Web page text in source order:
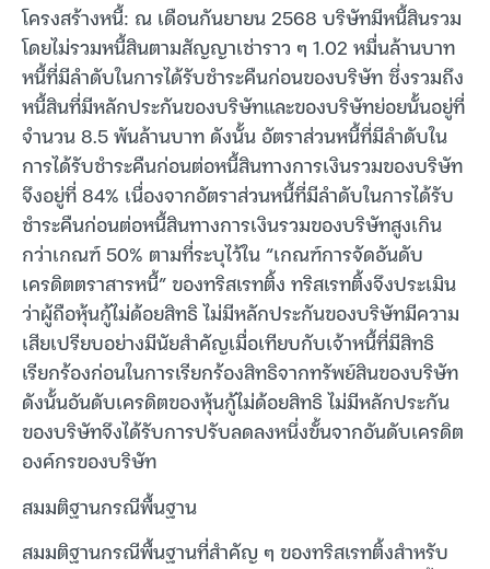
โครงสร้างหนี้: ณ เดือนกันยายน 2568 บริษัทมีหนี้สินรวม
โดยไม่รวมหนี้สินตามสัญญาเช่าราว ๆ 1.02 หมื่นล้านบาท
หนี้ที่มีลำดับในการได้รับชำระคืนก่อนของบริษัท ซึ่งรวมถึง
หนี้สินที่มีหลักประกันของบริษัทและของบริษัทย่อยนั้นอยู่ที่
จำนวน 8.5 พันล้านบาท ดังนั้น อัตราส่วนหนี้ที่มีลำดับใน
การได้รับชำระคืนก่อนต่อหนี้สินทางการเงินรวมของบริษัท
จึงอยู่ที่ 84% เนื่องจากอัตราส่วนหนี้ที่มีลำดับในการได้รับ
ชำระคืนก่อนต่อหนี้สินทางการเงินรวมของบริษัทสูงเกิน
กว่าเกณฑ์ 50% ตามที่ระบุไว้ใน “เกณฑ์การจัดอันดับ
เครดิตตราสารหนี้” ของทริสเรทติ้ง ทริสเรทติ้งจึงประเมิน
ว่าผู้ถือหุ้นกู้ไม่ด้อยสิทธิ ไม่มีหลักประกันของบริษัทมีความ
เสียเปรียบอย่างมีนัยสำคัญเมื่อเทียบกับเจ้าหนี้ที่มีสิทธิ
เรียกร้องก่อนในการเรียกร้องสิทธิจากทรัพย์สินของบริษัท
ดังนั้นอันดับเครดิตของหุ้นกู้ไม่ด้อยสิทธิ ไม่มีหลักประกัน
ของบริษัทจึงได้รับการปรับลดลงหนึ่งขั้นจากอันดับเครดิต
องค์กรของบริษัท
สมมติฐานกรณีพื้นฐาน
สมมติฐานกรณีพื้นฐานที่สำคัญ ๆ ของทริสเรทติ้งสำหรับ